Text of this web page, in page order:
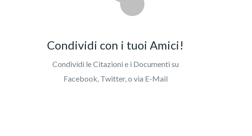
Condividi con i tuoi Amici!
Condividi le Citazioni e i Documenti su
Facebook, Twitter, o via E-Mail